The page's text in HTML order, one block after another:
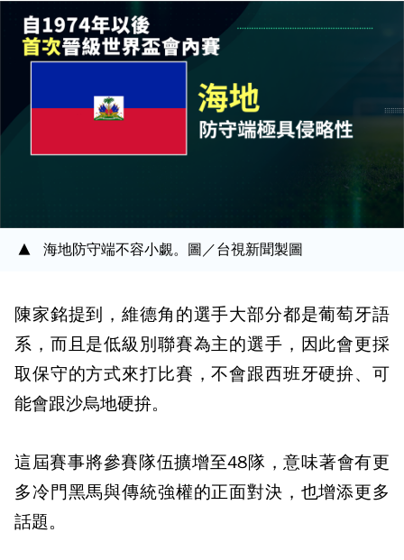
海地防守端不容小覷。圖／台視新聞製圖
陳家銘提到，維德角的選手大部分都是葡萄牙語
系，而且是低級別聯賽為主的選手，因此會更採
取保守的方式來打比賽，不會跟西班牙硬拚、可
能會跟沙烏地硬拚。
這屆賽事將參賽隊伍擴增至48隊，意味著會有更
多冷門黑馬與傳統強權的正面對決，也增添更多
話題。